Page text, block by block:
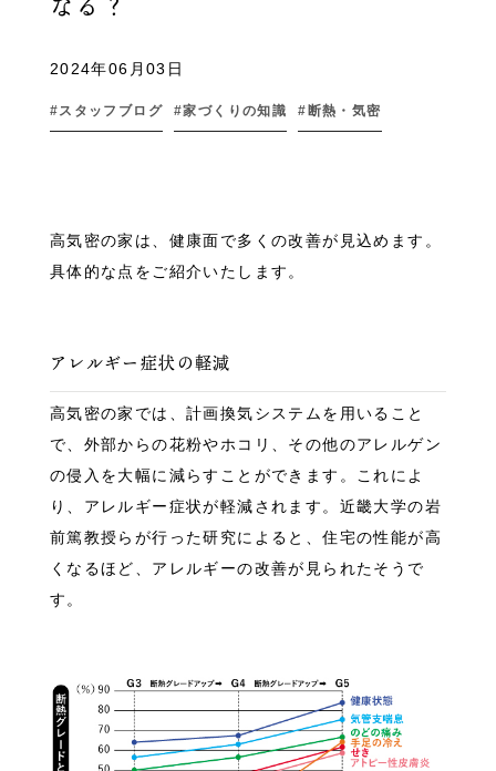
2024年06月03日
スタッフブログ 家づくりの知識 断熱・気密
高気密の家は、健康面で多くの改善が見込めます。
具体的な点をご紹介いたします。
アレルギー症状の軽減
高気密の家では、計画換気システムを用いること
で、外部からの花粉やホコリ、その他のアレルゲン
の侵入を大幅に減らすことができます。これによ
り、アレルギー症状が軽減されます。近畿大学の岩
前篤教授らが行った研究によると、住宅の性能が高
くなるほど、アレルギーの改善が見られたそうで
す。